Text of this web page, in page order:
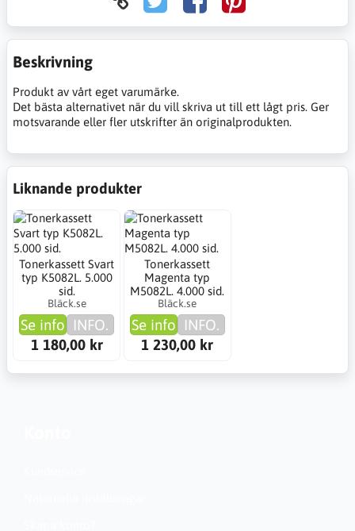
Beskrivning
Produkt av vårt eget varumärke.
Det bästa alternativet när du vill skriva ut till ett lågt pris. Ger
motsvarande eller fler utskrifter än originalprodukten.
Liknande produkter
Tonerkassett Svart
typ K5082L. 5.000
sid.
Bläck.se
Se info INFO.
1 180,00 kr
Tonerkassett
Magenta typ
M5082L. 4.000 sid.
Bläck.se
Se info INFO.
1 230,00 kr